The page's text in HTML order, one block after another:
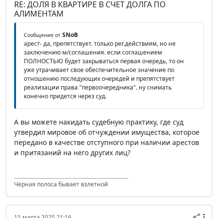
RE: ДОЛЯ В КВАРТИРЕ В СЧЕТ ДОЛГА ПО
АЛИМЕНТАМ
Сообщение от SNoB
арест- да, препятствует. только рег.действиям, но не
заключению м/соглашения. если соглашением
ПОЛНОСТЬЮ будет закрываться первая очередь, то он
уже утрачивает свое обеспечительное значение по
отношению последующих очередей и препятствует
реализации права "первоочередника". ну снимать
конечно придется через суд.
А вы можете накидать судебную практику, где суд
утвердил мировое об отчуждении имущества, которое
передано в качестве отступного при наличии арестов
и притязаний на него других лиц?
Черная полоса бывает взлетной